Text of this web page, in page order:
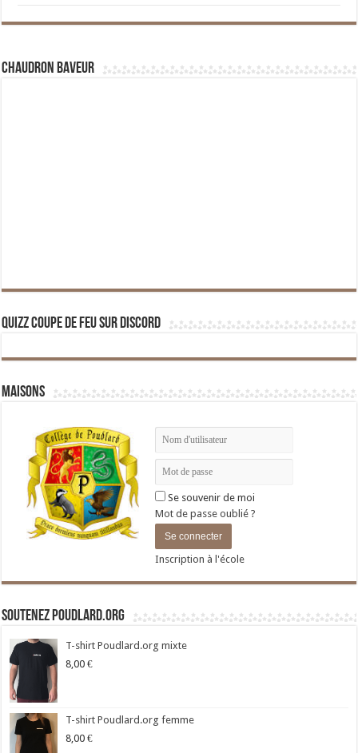
Chaudron Baveur
Quizz Coupe de Feu sur Discord
Maisons
Se souvenir de moi
Mot de passe oublié ?
Inscription à l'école
Soutenez Poudlard.org
T-shirt Poudlard.org mixte
8,00 €
T-shirt Poudlard.org femme
8,00 €